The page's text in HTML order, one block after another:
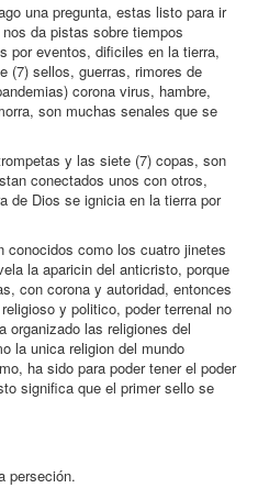
una pregunta, estas listo para ir
da pistas sobre tiempos
por eventos, dificiles en la tierra,
(7) sellos, guerras, rimores de
corona virus, hambre,
son muchas senales que se
y las siete (7) copas, son
conectados unos con otros,
de Dios se ignicia en la tierra por
conocidos como los cuatro jinetes
la aparicin del anticristo, porque
con corona y autoridad, entonces
y politico, poder terrenal no
organizado las religiones del
la unica religion del mundo
ha sido para poder tener el poder
significa que el primer sello se
perseción.